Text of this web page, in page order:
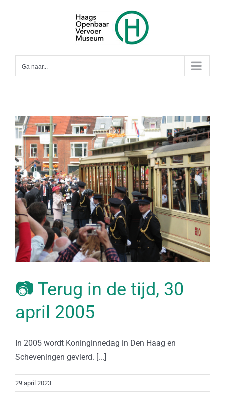
Ga naar...
📷 Terug in de tijd, 30
april 2005
In 2005 wordt Koninginnedag in Den Haag en
Scheveningen gevierd. [...]
29 april 2023